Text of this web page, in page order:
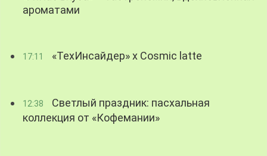
ароматами
17:11 «ТехИнсайдер» х Cosmic latte
12:38
Светлый праздник: пасхальная
коллекция от «Кофемании»